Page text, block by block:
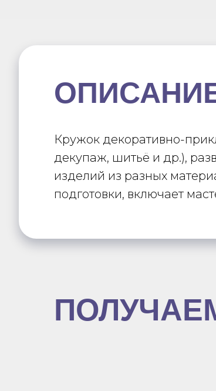
Кружок декоративно-
декупаж, шитьё и др.),
изделий из разных
подготовки, включает